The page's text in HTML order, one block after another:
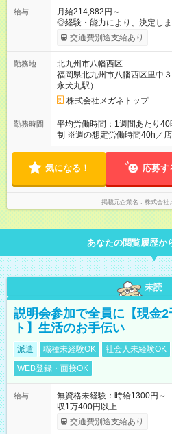
給与
月給214,882円～
◎経験・能力により、決定します。 ＜POINT＞ ◆賞与年
給年2回 ◆各種手当（時間外、役職など
年目：年収323万円 ▼2年目
態、給与は本採用時と同じです
交通費別途支給あり
勤務地
北九州市八幡西区
福岡県北九州市八幡西区里中
永犬丸駅）
株式会社メガネトップ
勤務時間
平均労働時間：1週間あたり
制 ※週の想定労働時間40h／
不可 平均労働時間：1週間あたり40時間 09:30-19:30 ※変形労働
ーク不可
気になる！ 応募す
掲載元企業名 株式会社
あなたの閲覧履歴か
未読
説明会参加で全員に【現金
ト】生活のお手伝い
派遣 職種未経験OK 社会人未経験OK
WEB登録・面接OK
給与
無資格未経験：時給1300円
収1万400円以上
交通費別途支給あり